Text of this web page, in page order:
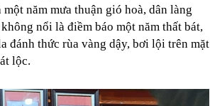
năm mưa thuận gió hoà, dân làng
nổi là điềm báo một năm thất bát,
đánh thức rùa vàng dậy, bơi lội trên mặt
lộc.